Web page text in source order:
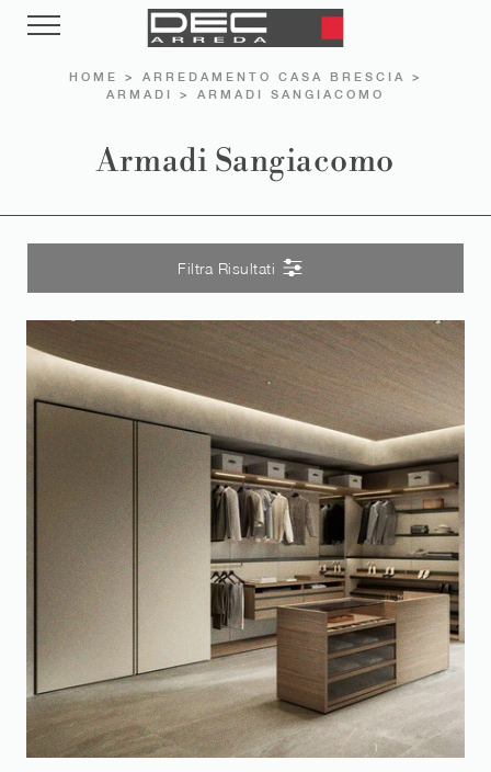
HOME > ARREDAMENTO CASA BRESCIA
>
ARMADI
> ARMADI SANGIACOMO
Armadi Sangiacomo
Filtra Risultati